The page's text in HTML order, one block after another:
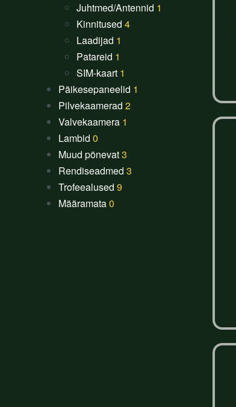
Juhtmed/Antennid 1
Kinnitused 4
Laadijad 1
Patareid 1
SIM-kaart 1
Päikesepaneelid 1
Pilvekaamerad 2
Valvekaamera 1
Lambid 0
Muud põnevat3
Rendiseadmed 3
Trofeealused 9
Määramata0